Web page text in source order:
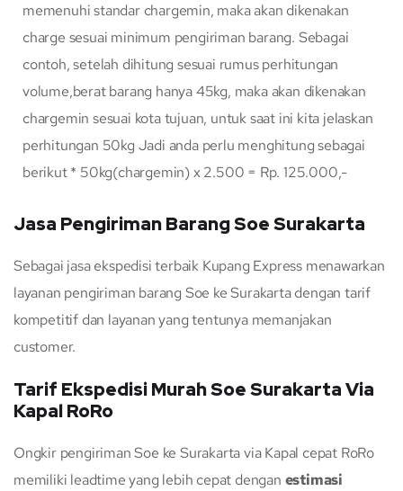
memenuhi standar chargemin, maka akan dikenakan
charge sesuai minimum pengiriman barang. Sebagai
contoh, setelah dihitung sesuai rumus perhitungan
volume,berat barang hanya 45kg, maka akan dikenakan
chargemin sesuai kota tujuan, untuk saat ini kita jelaskan
perhitungan 50kg Jadi anda perlu menghitung sebagai
berikut * 50kg(chargemin) x 2.500 = Rp. 125.000,-
Jasa Pengiriman Barang Soe Surakarta
Sebagai jasa ekspedisi terbaik Kupang Express menawarkan
layanan pengiriman barang Soe ke Surakarta dengan tarif
kompetitif dan layanan yang tentunya memanjakan
customer.
Tarif Ekspedisi Murah Soe Surakarta Via
Kapal RoRo
Ongkir pengiriman Soe ke Surakarta via Kapal cepat RoRo
memiliki leadtime yang lebih cepat dengan estimasi